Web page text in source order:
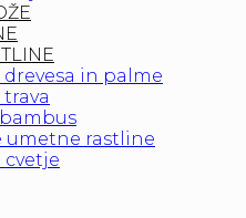
in palme
umetne rastline